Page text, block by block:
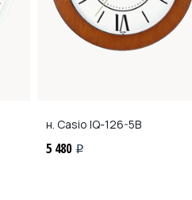
н. Casio IQ-126-5B
5 480 i